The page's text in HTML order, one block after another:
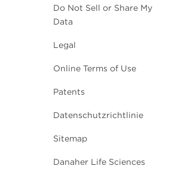
Do Not Sell or Share My
Data
Legal
Online Terms of Use
Patents
Datenschutzrichtlinie
Sitemap
Danaher Life Sciences